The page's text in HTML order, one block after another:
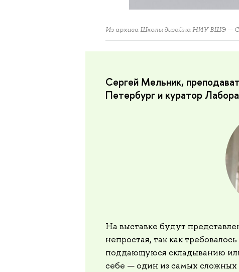
Из архива Школы дизайна НИУ ВШЭ —
Сергей Мельник,
Петербург и куратор
На выставке будут
непростая, так как
поддающуюся складыванию
себе — один из самых